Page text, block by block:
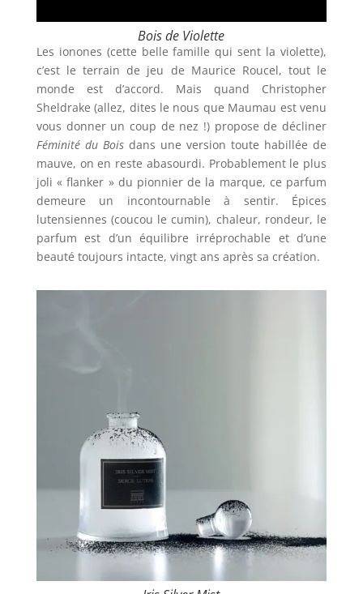
Bois de Violette
Les ionones (cette belle famille qui sent la violette),
c’est le terrain de jeu de Maurice Roucel, tout le
monde est d’accord. Mais quand Christopher
Sheldrake (allez, dites le nous que Maumau est venu
vous donner un coup de nez !) propose de décliner
Féminité du Boisdans une version toute habillée de
mauve, on en reste abasourdi. Probablement le plus
joli « flanker » du pionnier de la marque, ce parfum
demeure un incontournable à sentir. Épices
lutensiennes (coucou le cumin), chaleur, rondeur, le
parfum est d’un équilibre irréprochable et d’une
beauté toujours intacte, vingt ans après sa création.